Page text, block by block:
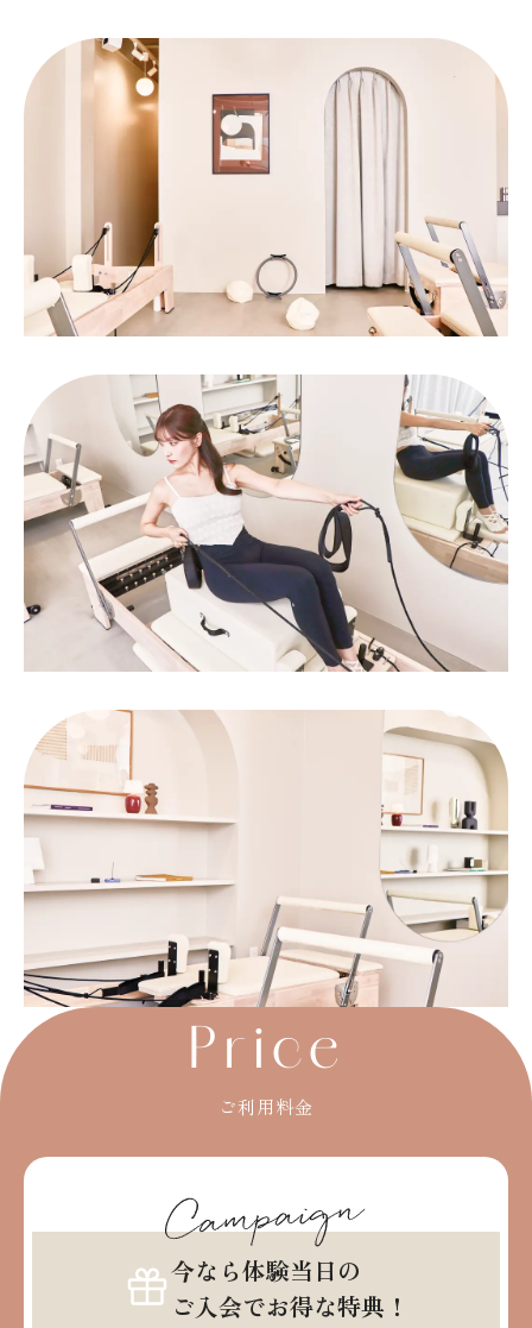
Price
ご利用料金
今なら体験当日の
ご入会でお得な特典！